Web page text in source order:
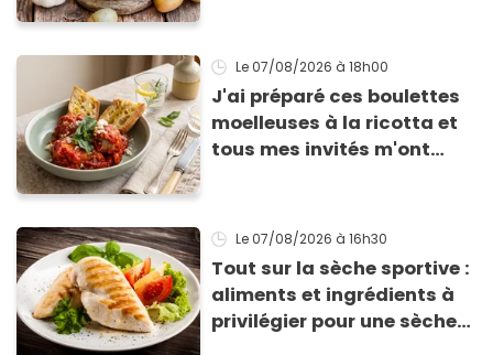
Le 07/08/2026 à 18h00
J'ai préparé ces boulettes
moelleuses à la ricotta et
tous mes invités m'ont
Le 07/08/2026 à 16h30
Tout sur la sèche sportive :
aliments et ingrédients à
privilégier pour une sèche